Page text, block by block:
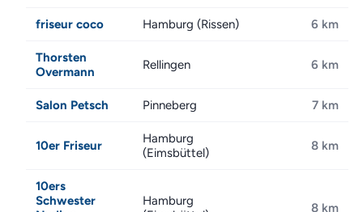
friseur coco Hamburg (Rissen) 6 km
Thorsten
Overmann
Rellingen 6 km
Salon Petsch Pinneberg 7 km
10er Friseur
Hamburg
(Eimsbüttel)
8 km
10ers
Schwester
Hamburg
8 km